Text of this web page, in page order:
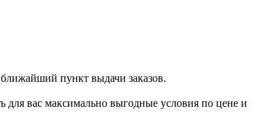
пункт выдачи заказов.
для вас максимально выгодные условия по цене и